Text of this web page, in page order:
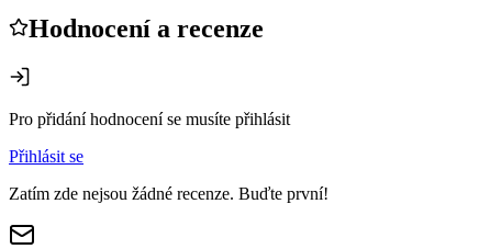
Hodnocení a recenze
Pro přidání hodnocení se musíte přihlásit
Přihlásit se
Zatím zde nejsou žádné recenze. Buďte první!